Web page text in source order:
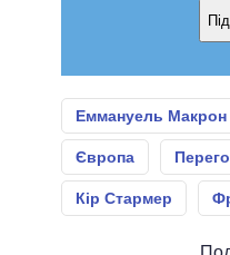
Еммануель Макрон
Європа
Кір Стармер